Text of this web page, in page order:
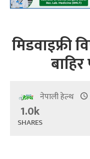
मिडवाइफ्री
नेपाली हेल्थ
1.0k
SHARES